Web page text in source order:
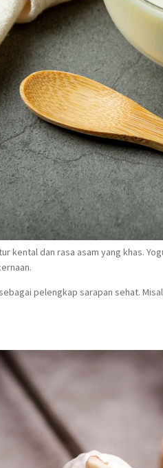
kental dan rasa asam yang khas.
pelengkap sarapan sehat.